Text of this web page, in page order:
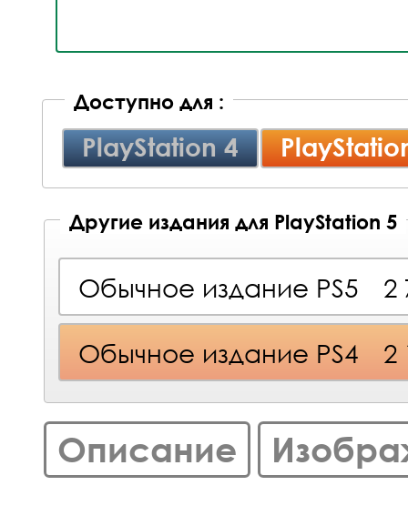
Доступно для :
PlayStation 4
Другие издания для PlayStation 5
Обычное издание PS5 2
Обычное издание PS4 2
Описание